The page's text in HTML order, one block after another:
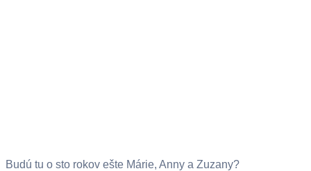
Budú tu o sto rokov ešte Márie, Anny a Zuzany?